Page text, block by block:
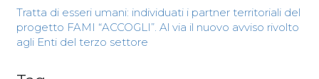
Tratta di esseri umani: individuati i partner territoriali del
progetto FAMI “ACCOGLI”. Al via il nuovo avviso rivolto
agli Enti del terzo settore